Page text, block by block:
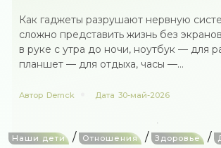
Как гаджеты разрушают нервную
сложно представить жизнь без
в руке с утра до ночи, ноутбук — для
планшет — для отдыха, часы —...
Автор Dernck Дата 30-май-2026
Наши дети / Отношения / Здоровье /